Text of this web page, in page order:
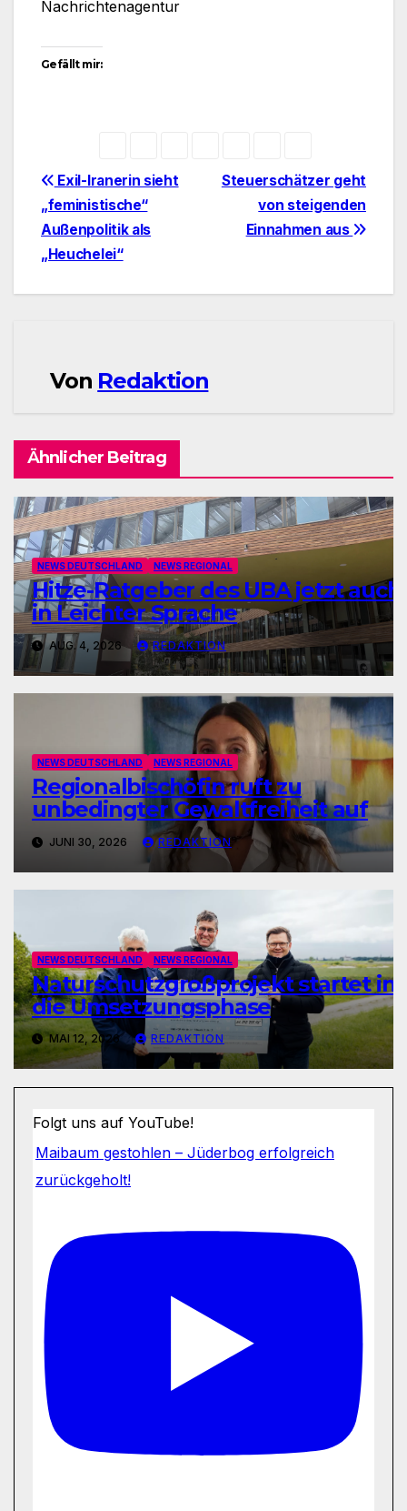
Nachrichtenagentur
Gefällt mir:
Beitragsnavigation
Steuerschätzer geht
von steigenden
Einnahmen aus
Exil-Iranerin sieht
„feministische“
Außenpolitik als
„Heuchelei“
Von Redaktion
Ähnlicher Beitrag
NEWS DEUTSCHLAND NEWS REGIONAL
Hitze-Ratgeber des UBA jetzt auch
in Leichter Sprache
AUG. 4, 2026 REDAKTION
NEWS DEUTSCHLAND NEWS REGIONAL
Regionalbischöfin ruft zu
unbedingter Gewaltfreiheit auf
JUNI 30, 2026 REDAKTION
NEWS DEUTSCHLAND NEWS REGIONAL
Naturschutzgroßprojekt startet in
die Umsetzungsphase
MAI 12, 2026 REDAKTION
Folgt uns auf YouTube!
Maibaum gestohlen – Jüderbog erfolgreich
zurückgeholt!